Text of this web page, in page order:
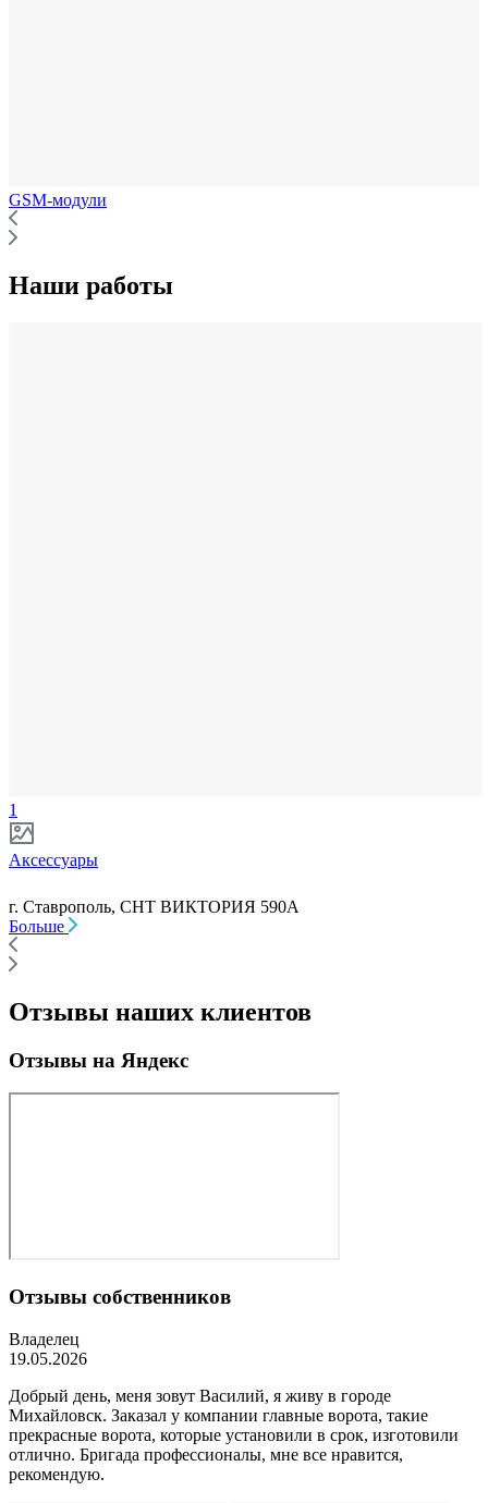
GSM-модули
Наши работы
1
Аксессуары
г. Ставрополь, СНТ ВИКТОРИЯ 590А
Больше
Отзывы наших клиентов
Отзывы на Яндекс
Отзывы собственников
Владелец
19.05.2026
Добрый день, меня зовут Василий, я живу в городе
Михайловск. Заказал у компании главные ворота, такие
прекрасные ворота, которые установили в срок, изготовили
отлично. Бригада профессионалы, мне все нравится,
рекомендую.